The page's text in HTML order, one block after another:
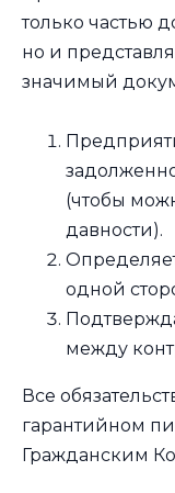
только частью
но и
значимый
(чтобы
давности).
одной
между
Все
гарантийном
Гражданским